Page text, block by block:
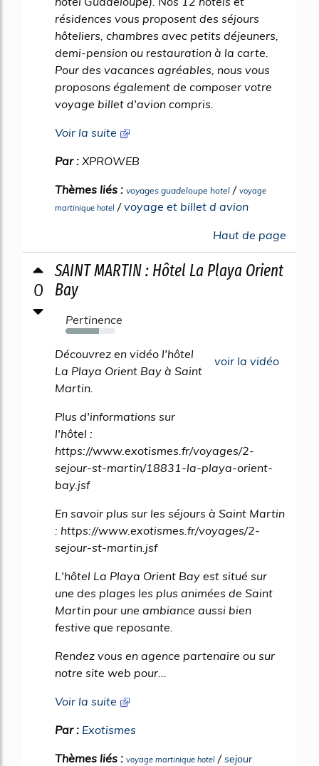
résidences vous proposent des séjours
hôteliers, chambres avec petits déjeuners,
demi-pension ou restauration à la carte.
Pour des vacances agréables, nous vous
proposons également de composer votre
voyage billet d'avion compris.
Voir la suite
Par : XPROWEB
Thèmes liés : voyages guadeloupe hotel / voyage
martinique hotel /voyage et billet d avion
Haut de page
0
SAINT MARTIN : Hôtel La Playa Orient
Bay
Pertinence
67%
voir la vidéo
Découvrez en vidéo l'hôtel
La Playa Orient Bay à Saint
Martin.
Plus d'informations sur
l'hôtel :
https://www.exotismes.fr/voyages/2-
sejour-st-martin/18831-la-playa-orient-
bay.jsf
En savoir plus sur les séjours à Saint Martin
: https://www.exotismes.fr/voyages/2-
sejour-st-martin.jsf
L'hôtel La Playa Orient Bay est situé sur
une des plages les plus animées de Saint
Martin pour une ambiance aussi bien
festive que reposante.
Rendez vous en agence partenaire ou sur
notre site web pour...
Voir la suite
Par : Exotismes
Thèmes liés : voyage martinique hotel /sejour